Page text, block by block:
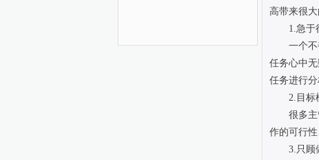
高带来很大
1.急于
一个
任务心中
任务进行分
2.目标
很多
作的可行
3.只顾